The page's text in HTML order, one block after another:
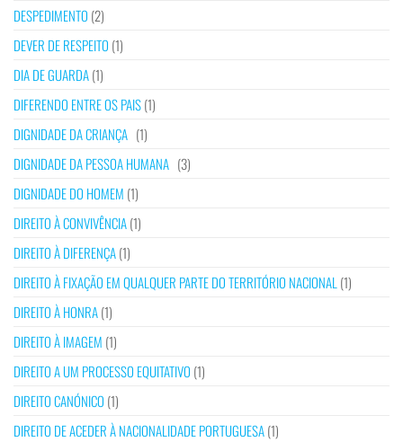
DESPEDIMENTO (2)
DEVER DE RESPEITO (1)
DIA DE GUARDA(1)
DIFERENDO ENTRE OS PAIS(1)
DIGNIDADE DA CRIANÇA (1)
DIGNIDADE DA PESSOA HUMANA (3)
DIGNIDADE DO HOMEM (1)
DIREITO À CONVIVÊNCIA(1)
DIREITO À DIFERENÇA(1)
DIREITO À FIXAÇÃO EM QUALQUER PARTE DO TERRITÓRIO NACIONAL (1)
DIREITO À HONRA(1)
DIREITO À IMAGEM (1)
DIREITO A UM PROCESSO EQUITATIVO (1)
DIREITO CANÓNICO (1)
DIREITO DE ACEDER À NACIONALIDADE PORTUGUESA(1)